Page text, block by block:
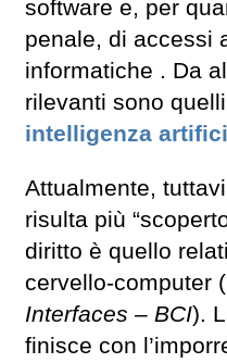
software e, per
penale, di accessi
informatiche . Da
rilevanti sono
intelligenza
Attualmente,
risulta più
diritto è quello
cervello-computer
Interfaces – BCI).
finisce con